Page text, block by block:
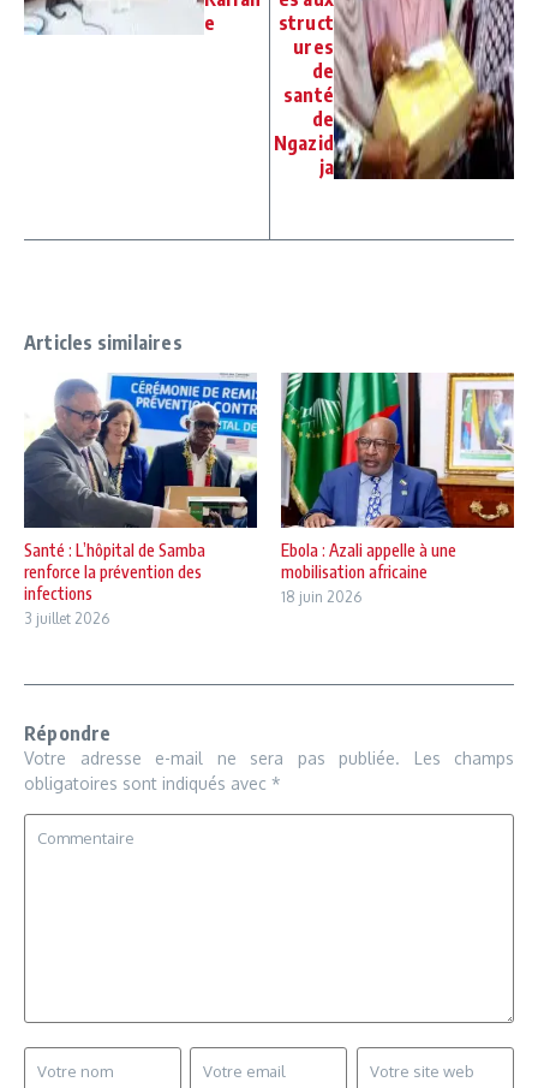
e
struct
ures
de
santé
de
Ngazid
ja
Articles similaires
Santé : L’hôpital de Samba
renforce la prévention des
infections
3 juillet 2026
Ebola : Azali appelle à une
mobilisation africaine
18 juin 2026
Répondre
Votre adresse e-mail ne sera pas publiée.
Les champs
obligatoires sont indiqués avec *